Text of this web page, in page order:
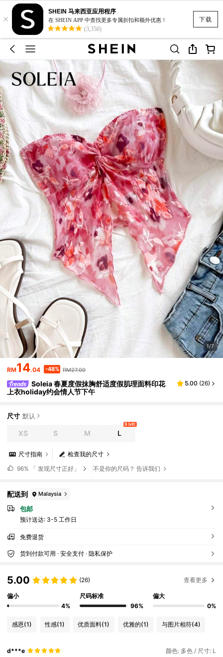
下载
×
SHEIN 马来西亚应用程序
在 SHEIN APP 中查找更多专属折扣和额外优惠！
(3,350)
1/7
RM14.04 -48% RM27.00
Soleia 春夏度假抹胸舒适度假肌理面料印花
上衣holiday约会情人节下午
5.00 (26)
尺寸 默认
XS S M L
8 left
检查我的尺寸
尺寸指南
96% 「 发现尺寸正好」 不是你的尺码？ 告诉我们
配送到 Malaysia
包邮
预计送达: 3-5 工作日
免费退货
货到付款可用 · 安全支付 · 隐私保护
5.00 (26) 查看更多
偏小
4%
尺码标准
96%
偏大
0%
感恩(1) 性感(1) 优质面料(1) 优雅的(1) 与图片相符(4)
d***e 颜色: 多色 / 尺寸: L